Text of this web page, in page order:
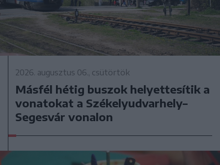
2026. augusztus 06., csütörtök
Másfél hétig buszok helyettesítik a
vonatokat a Székelyudvarhely–
Segesvár vonalon